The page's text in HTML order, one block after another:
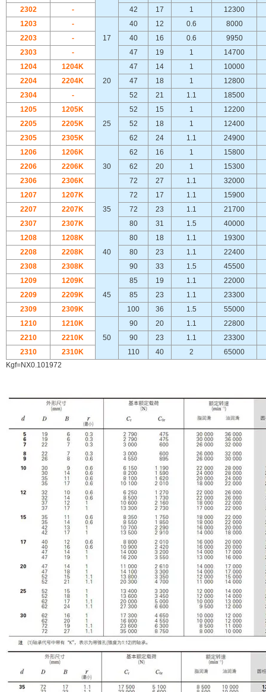
2302
- 42 17 1
12300
1203
-
17
40 12 0.6
8000
2203
- 40 16 0.6
9950
2303
- 47 19 1
14700
1204
1204K
20
47 14 1
10000
2204
2204K 47 18 1
12800
2304
- 52 21 1.1
18500
1205
1205K
25
52 15 1
12200
2205
2205K 52 18 1
12400
2305
2305K 62 24 1.1
24900
1206
1206K
30
62 16 1
15800
2206
2206K 62 20 1
15300
2306
2306K 72 27 1.1
32000
1207
1207K
35
72 17 1.1
15900
2207
2207K 72 23 1.1
21700
2307
2307K 80 31 1.5
40000
1208
1208K
40
80 18 1.1
19300
2208
2208K 80 23 1.1
22400
2308
2308K 90 33 1.5
45500
1209
1209K
45
85 19 1.1
22000
2209
2209K 85 23 1.1
23300
2309
2309K 100 36 1.5
55000
1210
1210K
50
90 20 1.1
22800
2210
2210K 90 23 1.1
23300
2310
2310K 110 40 2
65000
Kgf=NX0.101972